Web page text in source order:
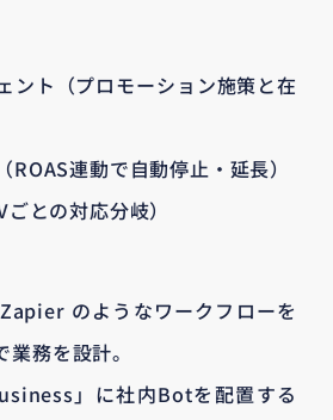
ント（プロモーション施策と在
ROAS連動で自動停止・延長）
との対応分岐）
のようなワークフローを
務を設計。
」に社内Botを配置する